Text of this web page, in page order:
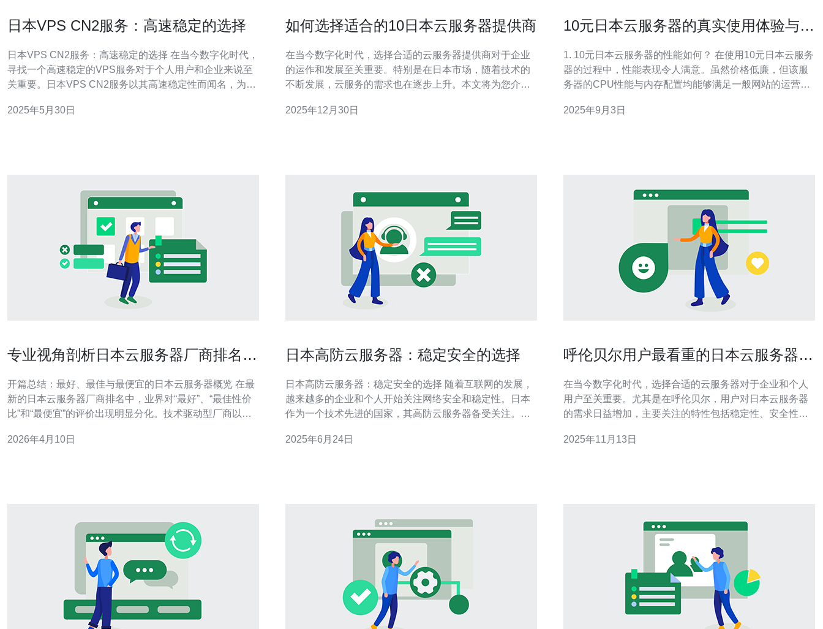
日本VPS CN2服务：高速稳定的选择
日本VPS CN2服务：高速稳定的选择 在当今数字化时代，
寻找一个高速稳定的VPS服务对于个人用户和企业来说至
关重要。日本VPS CN2服务以其高速稳定性而闻名，为用
CN2服务拥有优质的网络连接，特别是其与中国电信、中
2025年5月30日
如何选择适合的10日本云服务器提供商
在当今数字化时代，选择合适的云服务器提供商对于企业
的运作和发展至关重要。特别是在日本市场，随着技术的
不断发展，云服务的需求也在逐步上升。本文将为您介绍
的决策。 首先，您需要了解云服务器的基本概念。云服务
2025年12月30日
10元日本云服务器的真实使用体验与评
1. 10元日本云服务器的性能如何？ 在使用10元日本云服务
器的过程中，性能表现令人满意。虽然价格低廉，但该服
务器的CPU性能与内存配置均能够满足一般网站的运营需
的范围内，适合轻量级应用和中小型网站的使用。此外，
2025年9月3日
专业视角剖析日本云服务器厂商排名榜
开篇总结：最好、最佳与最便宜的日本云服务器概览 在最
新的日本云服务器厂商排名中，业界对“最好”、“最佳性价
比”和“最便宜”的评价出现明显分化。技术驱动型厂商以高
项；而结合稳定性与成本优化的运营商在企业市场被认为
2026年4月10日
日本高防云服务器：稳定安全的选择
日本高防云服务器：稳定安全的选择 随着互联网的发展，
越来越多的企业和个人开始关注网络安全和稳定性。日本
作为一个技术先进的国家，其高防云服务器备受关注。高
DDoS攻击等威胁。 日本高防云服务器在硬件设施和网络
2025年6月24日
呼伦贝尔用户最看重的日本云服务器特
在当今数字化时代，选择合适的云服务器对于企业和个人
用户至关重要。尤其是在呼伦贝尔，用户对日本云服务器
的需求日益增加，主要关注的特性包括稳定性、安全性、
德讯电讯凭借其卓越的服务质量和灵活的解决方案，成为
2025年11月13日